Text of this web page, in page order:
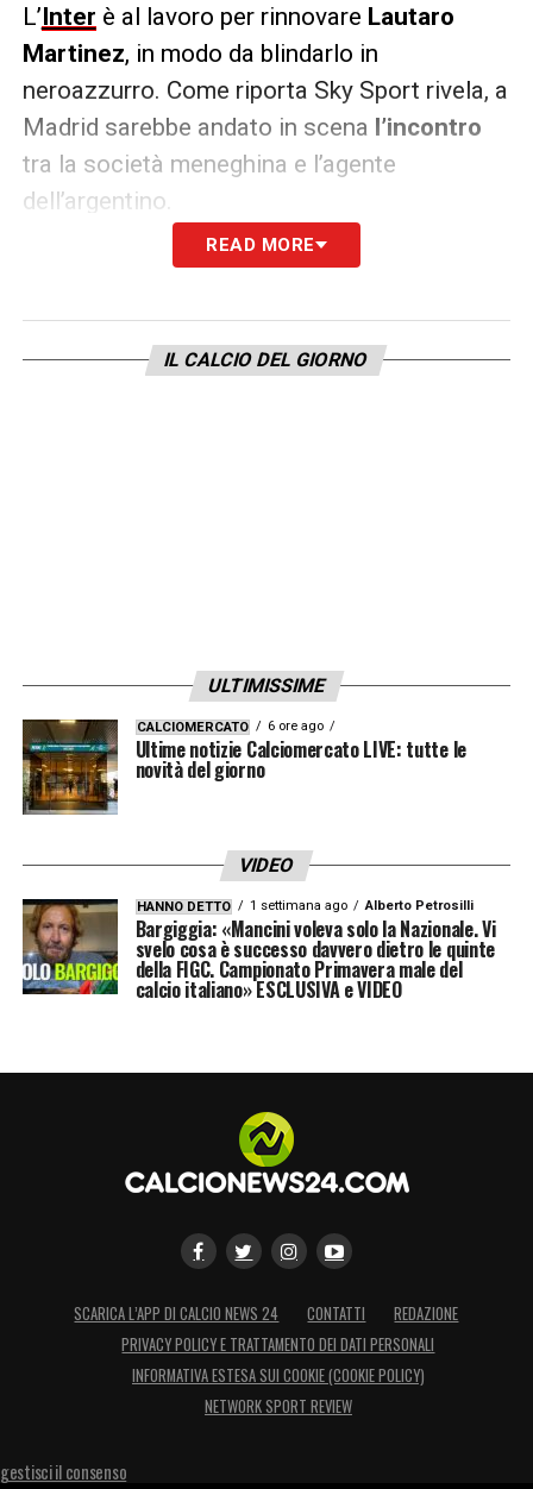
L’Inter è al lavoro per rinnovare Lautaro
Martinez, in modo da blindarlo in
neroazzurro. Come riporta Sky Sport rivela, a
Madrid sarebbe andato in scena l’incontro
tra la società meneghina e l’agente
dell’argentino.
ottimismoda ambo le parti, ma
incontro tra20-30 giorniin modo tale da
READ MORE
IL CALCIO DEL GIORNO
ULTIMISSIME
CALCIOMERCATO 6 ore ago
Ultime notizie Calciomercato LIVE: tutte le
novità del giorno
VIDEO
HANNO DETTO 1 settimana ago Alberto Petrosilli
Bargiggia: «Mancini voleva solo la Nazionale. Vi
svelo cosa è successo davvero dietro le quinte
della FIGC. Campionato Primavera male del
calcio italiano» ESCLUSIVA e VIDEO
SCARICA L’APP DI CALCIO NEWS 24 CONTATTI
REDAZIONE
PRIVACY POLICY E TRATTAMENTO DEI DATI PERSONALI
INFORMATIVA ESTESA SUI COOKIE (COOKIE POLICY)
NETWORK SPORT REVIEW
gestisci il consenso